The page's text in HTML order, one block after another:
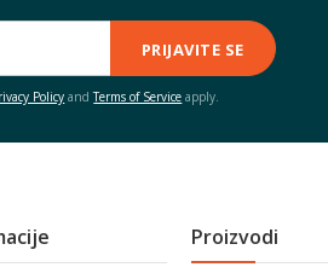
PRIJAVITE SE
Policy andTerms of Service apply.
Proizvodi